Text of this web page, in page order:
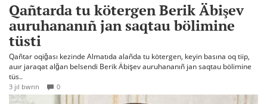
Qañtarda tu kötergen Berik Äbişev
auruhananıñ jan saqtau bölimine
tüsti
Qañtar oqiğası kezinde Almatıda alañda tu kötergen, keyin basına oq tiip,
auır jaraqat alğan belsendi Berik Äbişev auruhananıñ jan saqtau bölimine
tüs..
3 jıl bwrın 0